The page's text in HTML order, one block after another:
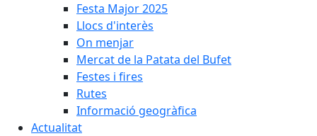
Festa Major 2025
Llocs d'interès
On menjar
Mercat de la Patata del Bufet
Festes i fires
Rutes
Informació geogràfica
Actualitat